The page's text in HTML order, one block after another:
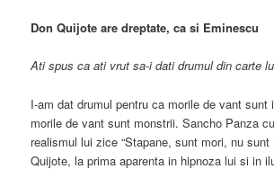
Don Quijote are dreptate, ca si Eminescu
Ati spus ca ati vrut sa-i dati drumul din carte
I-am dat drumul pentru ca morile de vant sunt
morile de vant sunt monstrii. Sancho Panza
realismul lui zice “Stapane, sunt mori, nu sunt
Quijote, la prima aparenta in hipnoza lui si in